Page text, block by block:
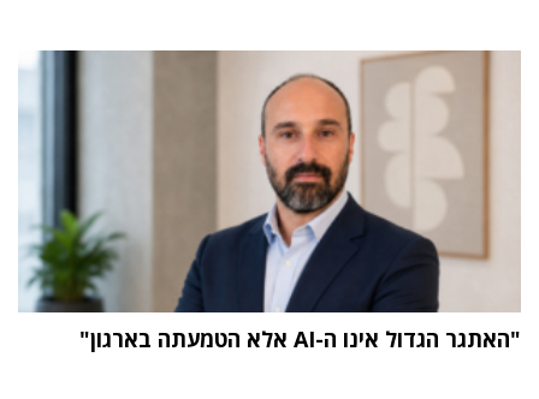
"האתגר הגדול אינו ה-AI אלא הטמעתה בארגון"